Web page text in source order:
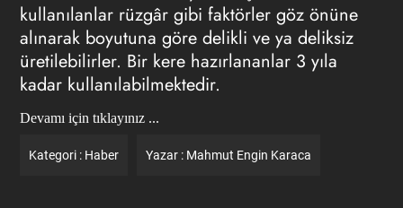
kullanılanlar rüzgâr gibi faktörler göz önüne
alınarak boyutuna göre delikli ve ya deliksiz
üretilebilirler. Bir kere hazırlananlar 3 yıla
kadar kullanılabilmektedir.
Devamı için tıklayınız ...
Kategori : Haber Yazar : Mahmut Engin Karaca